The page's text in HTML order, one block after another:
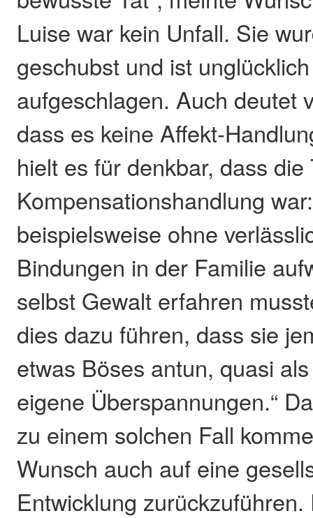
Luise war kein Unfall. Sie
geschubst und ist
aufgeschlagen. Auch deutet
dass es keine Affekt-
hielt es für denkbar, dass
Kompensationshandlung
beispielsweise ohne
Bindungen in der Familie
selbst Gewalt erfahren
dies dazu führen, dass sie
etwas Böses antun, quasi
eigene Überspannungen.“
zu einem solchen Fall
Wunsch auch auf eine
Entwicklung zurückzuführen.